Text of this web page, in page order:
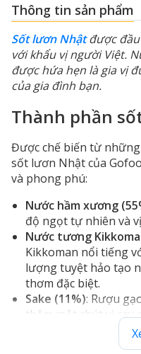
Thông tin sản phẩm
Sốt lươn Nhậtđược đầu
với khẩu vị người Việt.
được hứa hẹn là gia vị
của gia đình bạn.
Thành phần
Được chế biến từ
sốt lươn Nhật của
và phong phú:
Nước hầm xương
độ ngọt tự nhiên và
Nước tương
Kikkoman nổi tiếng
lượng tuyệt hảo tạo
thơm đặc biệt.
Sake (11%): Rượu
thêm một chút vị cay
thực phẩm làm tăng
: Mirin với